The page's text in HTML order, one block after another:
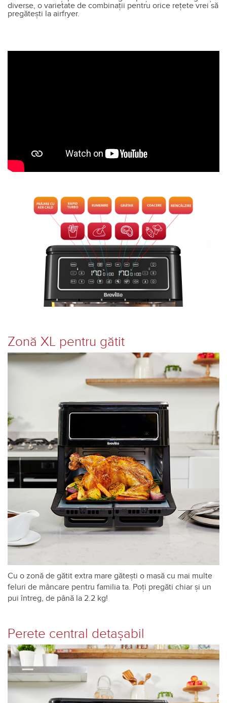
diverse, o varietate de combinații pentru orice rețete vrei să
pregătești la airfryer.
Zonă XL pentru gătit
Cu o zonă de gătit extra mare gătești o masă cu mai multe
feluri de mâncare pentru familia ta. Poți pregăti chiar și un
pui întreg, de până la 2.2 kg!
Perete central detașabil